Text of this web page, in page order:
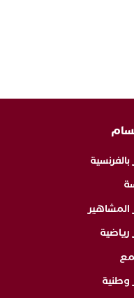
بالفرنسية
المشاهير
رياضية
وطنية